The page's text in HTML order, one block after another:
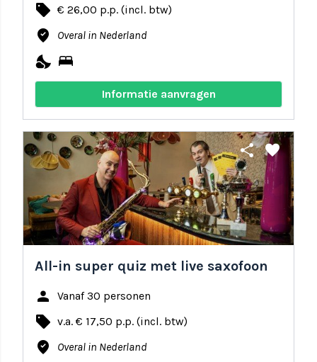
local_offer € 26,00 p.p. (incl. btw)
where_to_vote Overal in Nederland
nights_stay bed
Informatie aanvragen
share favorite
All-in super quiz met live saxofoon
person Vanaf 30 personen
local_offer v.a. € 17,50 p.p. (incl. btw)
where_to_vote Overal in Nederland